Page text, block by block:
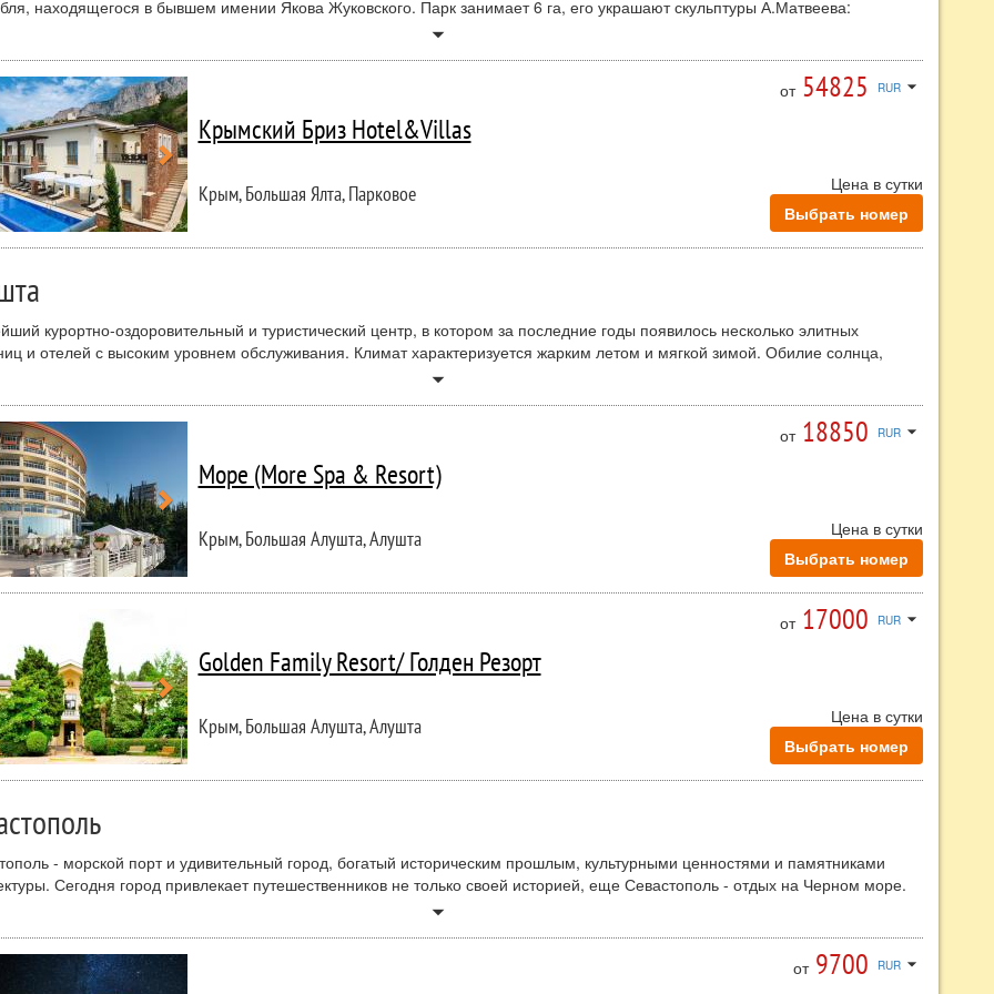
находящегося в бывшем имении Якова Жуковского. Парк занимает 6 га, его украшают скульптуры А.Матвеева:
(1907), «Засыпающий мальчик» (1908), «Купальщица» (1910—1911), «Задумчивость» (1906), «Одевающая чулок»
шоссе делит поселок на верхнюю часть со старым поселением и нижнуюю - курортную зону, где располагается
Крымский бриз.
arrow_drop_down
Крымский Бриз Hotel&Villas
Крым, Большая Ялта, Парковое
от 54825 RURarrow_drop_down
Цена в сутки
Выбрать номер
курортно-оздоровительный и туристический центр, в котором за последние годы появилось несколько элитных
и отелей с высоким уровнем обслуживания. Климат характеризуется жарким летом и мягкой зимой. Обилие солнца,
воздух, тёплое море и живописные горы — вот важные составляющие, делающие Алушту прекрасным климатическим
arrow_drop_down
Море (More Spa & Resort)
Крым, Большая Алушта, Алушта
от 18850 RURarrow_drop_down
Цена в сутки
Выбрать номер
Golden Family Resort/ Голден Резорт
Крым, Большая Алушта, Алушта
от 17000 RURarrow_drop_down
Цена в сутки
Выбрать номер
- морской порт и удивительный город, богатый историческим прошлым, культурными ценностями и памятниками
Сегодня город привлекает путешественников не только своей историей, еще Севастополь - отдых на Черном море.
пляжи, благоприятные климатические условия и чистый воздух - все это привелекает туристов на отдых. Отдых в
arrow_drop_down
от 9700 RURarrow_drop_down